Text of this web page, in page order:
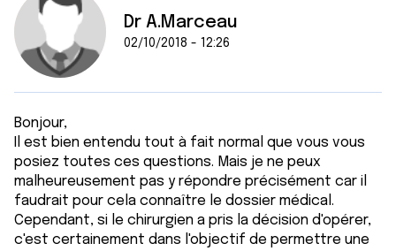
Dr A.Marceau
02/10/2018 - 12:26
Bonjour,
Il est bien entendu tout à fait normal que vous vous
posiez toutes ces questions. Mais je ne peux
malheureusement pas y répondre précisément car il
faudrait pour cela connaître le dossier médical.
Cependant, si le chirurgien a pris la décision d'opérer,
c'est certainement dans l'objectif de permettre une